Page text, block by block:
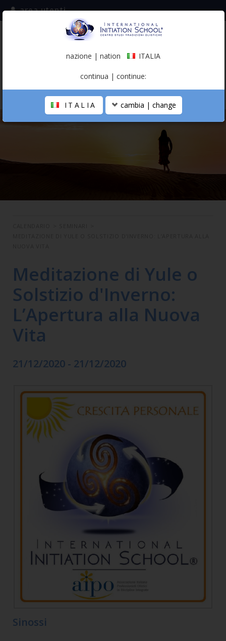
iscriviti alla mailing list
(italiano)
area utenti
LA SCUOLA
Meditazione di Yule o
Solstizio d'Inverno:
L’Apertura alla Nuova
Vita
21/12/2020 - 21/12/2020
Sinossi
nazione | nation ITALIA
continua | continue:
ITALIA cambia | change